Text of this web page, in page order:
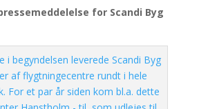
pressemeddelelse for Scandi Byg